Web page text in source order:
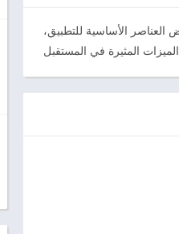
الأساسية للتطبيق،